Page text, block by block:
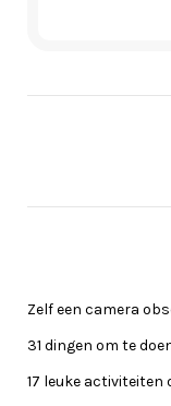
Zelf een camera
31 dingen om te
17 leuke activiteiten